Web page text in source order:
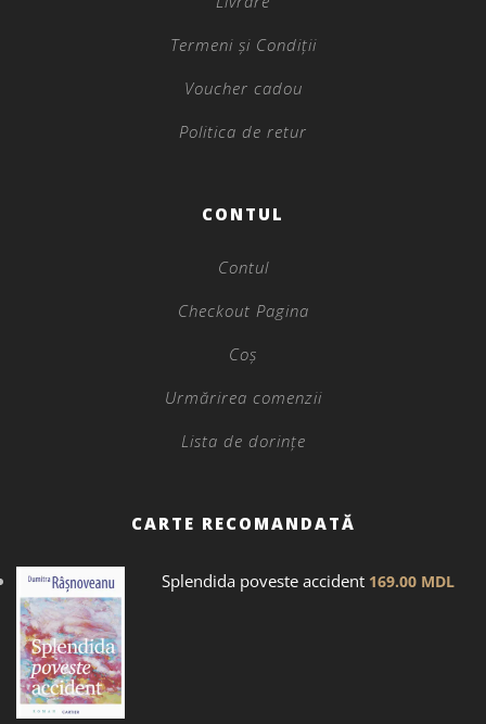
Termeni și Condiții
Voucher cadou
Politica de retur
CONTUL
Contul
Checkout Pagina
Coș
Urmărirea comenzii
Lista de dorințe
CARTE RECOMANDATĂ
Splendida poveste accident 169.00 MDL